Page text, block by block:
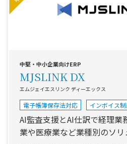
中堅・中小企業向けERP
MJSLINK DX
エムジェイエスリンク ディーエックス
電子帳簿保存法対応 インボイス
AI監査支援とAI仕訳で経理業
業や医療業など業種別のソリ